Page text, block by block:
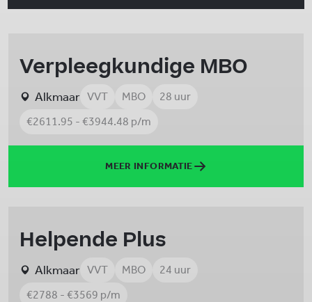
Verpleegkundige MBO
Alkmaar VVT MBO
28 uur
€2611.95 - €3944.48 p/m
MEER INFORMATIE
Helpende Plus
Alkmaar VVT MBO
24 uur
€2788 - €3569 p/m